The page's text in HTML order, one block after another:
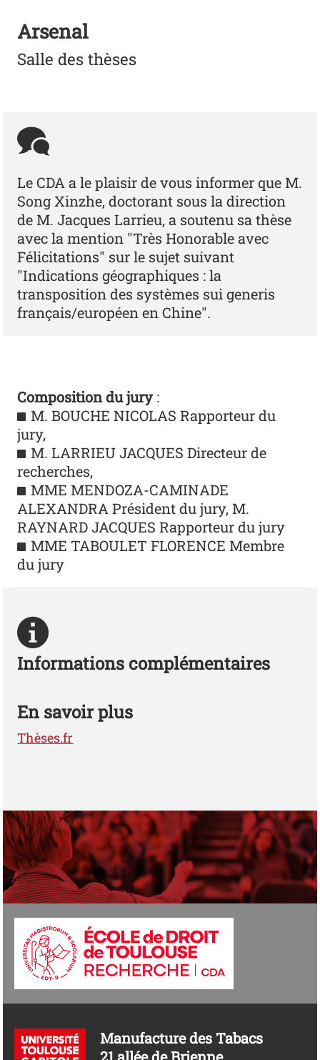
Arsenal
Salle des thèses
Le CDA a le plaisir de vous informer que M.
Song Xinzhe, doctorant sous la direction
de M. Jacques Larrieu, a soutenu sa thèse
avec la mention "Très Honorable avec
Félicitations" sur le sujet suivant
"Indications géographiques : la
transposition des systèmes sui generis
français/européen en Chine".
Composition du jury:
M. BOUCHE NICOLAS Rapporteur du
jury,
M. LARRIEU JACQUES Directeur de
recherches,
MME MENDOZA-CAMINADE
ALEXANDRA Président du jury, M.
RAYNARD JACQUES Rapporteur du jury
MME TABOULET FLORENCE Membre
du jury
Informations complémentaires
En savoir plus
Thèses.fr
Manufacture des Tabacs